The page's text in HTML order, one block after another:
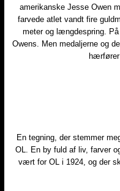
amerikanske Jesse Owen
farvede atlet vandt fire
meter og længdespring.
Owens. Men medaljerne og
hærfører
En tegning, der stemmer
OL. En by fuld af liv, farver
vært for OL i 1924, og der